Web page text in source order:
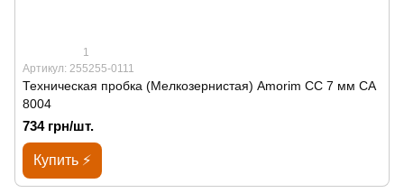
1
Артикул: 255255-0111
Техническая пробка (Мелкозернистая) Amorim CC 7 мм СА
8004
734 грн/шт.
Купить ⚡